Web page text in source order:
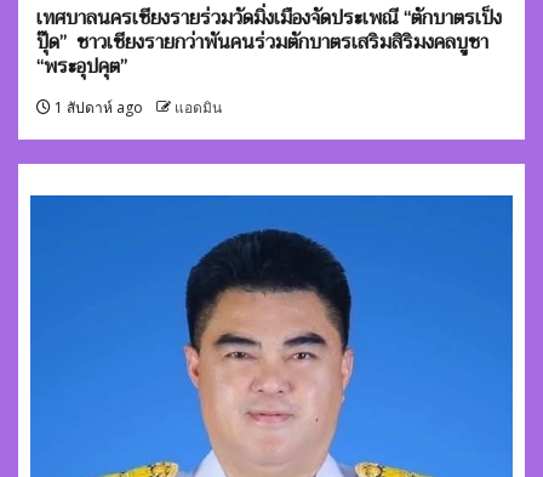
เทศบาลนครเชียงรายร่วมวัดมิ่งเมืองจัดประเพณี “ตักบาตรเป็ง
ปุ๊ด” ชาวเชียงรายกว่าพันคนร่วมตักบาตรเสริมสิริมงคลบูชา
“พระอุปคุต”
1 สัปดาห์ ago แอดมิน